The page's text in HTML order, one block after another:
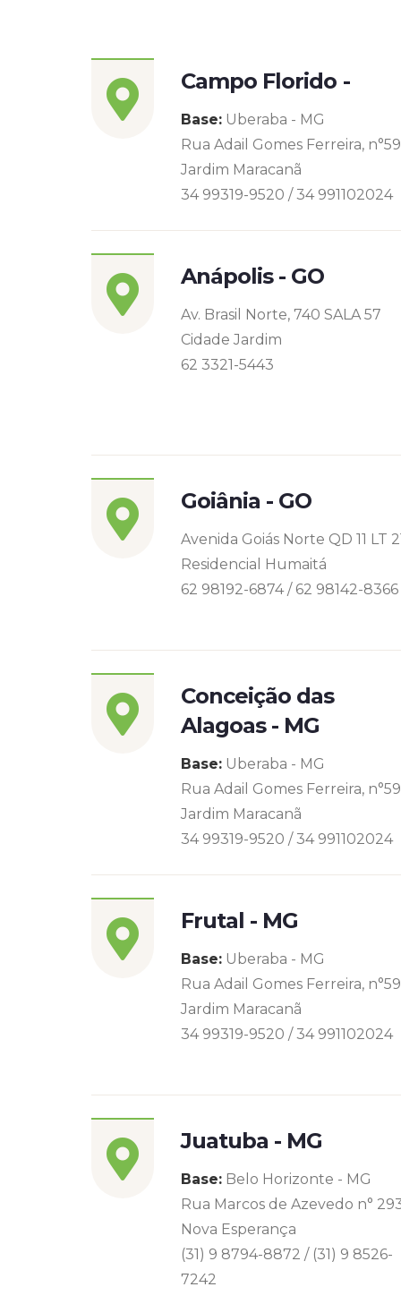
Campo Florido -
Base: Uberaba - MG
Rua Adail Gomes Ferreira,
Jardim Maracanã
34 99319-9520 / 34 991102024
Anápolis - GO
Av. Brasil Norte, 740 SALA 57
Cidade Jardim
62 3321-5443
Goiânia - GO
Avenida Goiás Norte QD 11 LT
Residencial Humaitá
62 98192-6874 / 62 98142-8366
Conceição das
Alagoas - MG
Base: Uberaba - MG
Rua Adail Gomes Ferreira,
Jardim Maracanã
34 99319-9520 / 34 991102024
Frutal - MG
Base: Uberaba - MG
Rua Adail Gomes Ferreira,
Jardim Maracanã
34 99319-9520 / 34 991102024
Juatuba - MG
Base: Belo Horizonte - MG
Rua Marcos de Azevedo n°
Nova Esperança
(31) 9 8794-8872 / (31) 9 8526-
7242